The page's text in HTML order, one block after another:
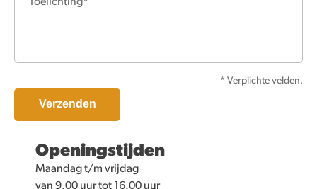
* Verplichte velden.
Openingstijden
Maandag t/m vrijdag
van 9.00 uur tot 16.00 uur